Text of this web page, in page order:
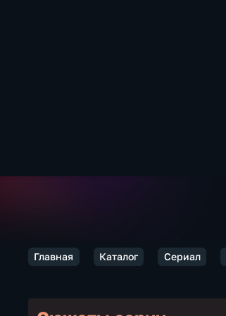
Главная Каталог Сериал